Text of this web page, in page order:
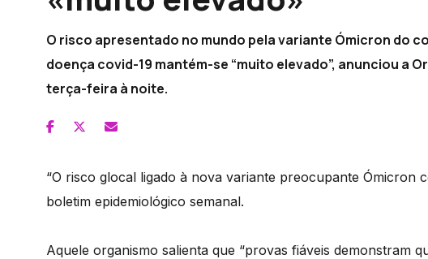
O risco apresentado no mundo pela variante Ómicron do
doença covid-19 mantém-se “muito elevado”, anunciou a
terça-feira à noite.
“O risco glocal ligado à nova variante preocupante Ómicron
boletim epidemiológico semanal.
Aquele organismo salienta que “provas fiáveis demonstram